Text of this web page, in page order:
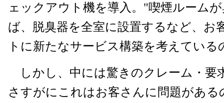
ェックアウト機を導入。"喫煙ルーム
ば、脱臭器を全室に設置するなど、お
トに新たなサービス構築を考えている
しかし、中には驚きのクレーム・要
さすがにこれはお客さんに問題がある